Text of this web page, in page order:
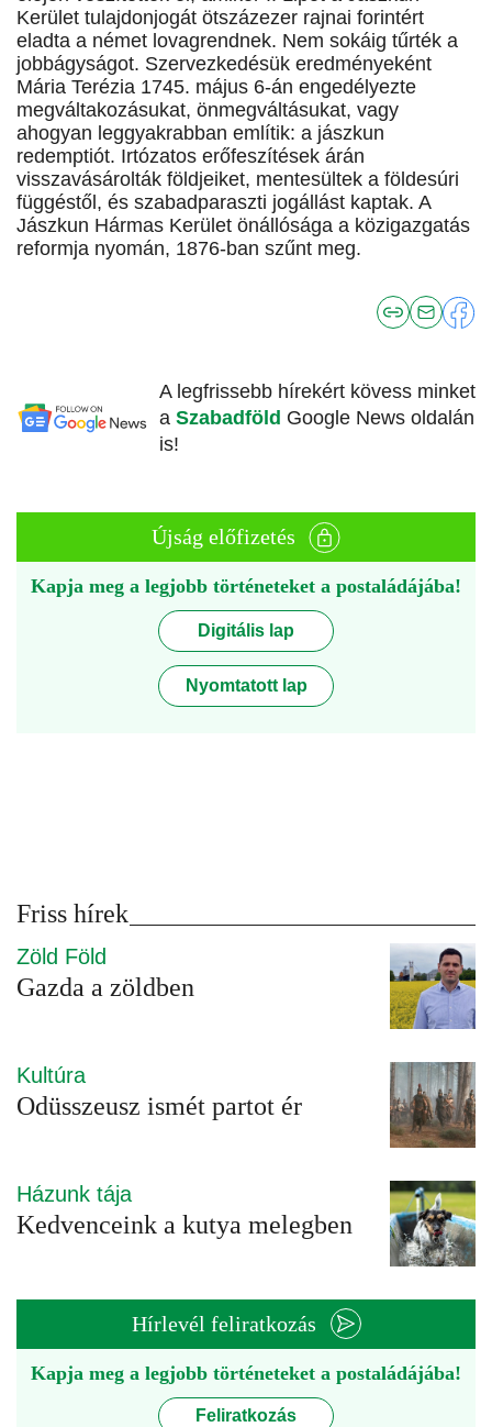
Kerület tulajdonjogát ötszázezer rajnai forintért
eladta a német lovagrendnek. Nem sokáig tűrték a
jobbágyságot. Szervezkedésük eredményeként
Mária Terézia 1745. május 6-án engedélyezte
megváltakozásukat, önmegváltásukat, vagy
ahogyan leggyakrabban említik: a jászkun
redemptiót. Irtózatos erőfeszítések árán
visszavásárolták földjeiket, mentesültek a földesúri
függéstől, és szabadparaszti jogállást kaptak. A
Jászkun Hármas Kerület önállósága a közigazgatás
reformja nyomán, 1876-ban szűnt meg.
A legfrissebb hírekért kövess minket
a Szabadföld Google News oldalán
is!
Újság előfizetés
Kapja meg a legjobb történeteket a postaládájába!
Digitális lap
Nyomtatott lap
Friss hírek
Zöld Föld
Gazda a zöldben
Kultúra
Odüsszeusz ismét partot ér
Házunk tája
Kedvenceink a kutya melegben
Hírlevél feliratkozás
Kapja meg a legjobb történeteket a postaládájába!
Feliratkozás